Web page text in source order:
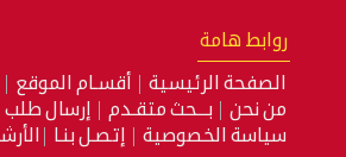
روابط هامة
الصفحة الرئيسية أقسـام الموقع
من نحن
بـــحث متقـدم
إرسال طلب
سياسة الخصوصية
إتصـل بنـا